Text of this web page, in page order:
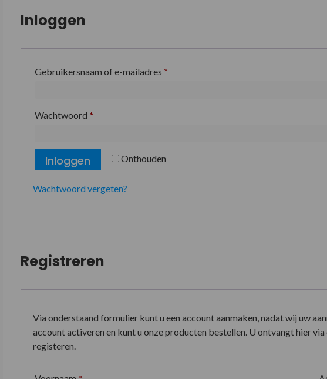
Inloggen
Gebruikersnaam of e-mailadres *
Wachtwoord *
Onthouden
Inloggen
Wachtwoord vergeten?
Registreren
Via onderstaand formulier kunt u een account aanmaken, nadat wij uw
account activeren en kunt u onze producten bestellen. U ontvangt hier
registeren.